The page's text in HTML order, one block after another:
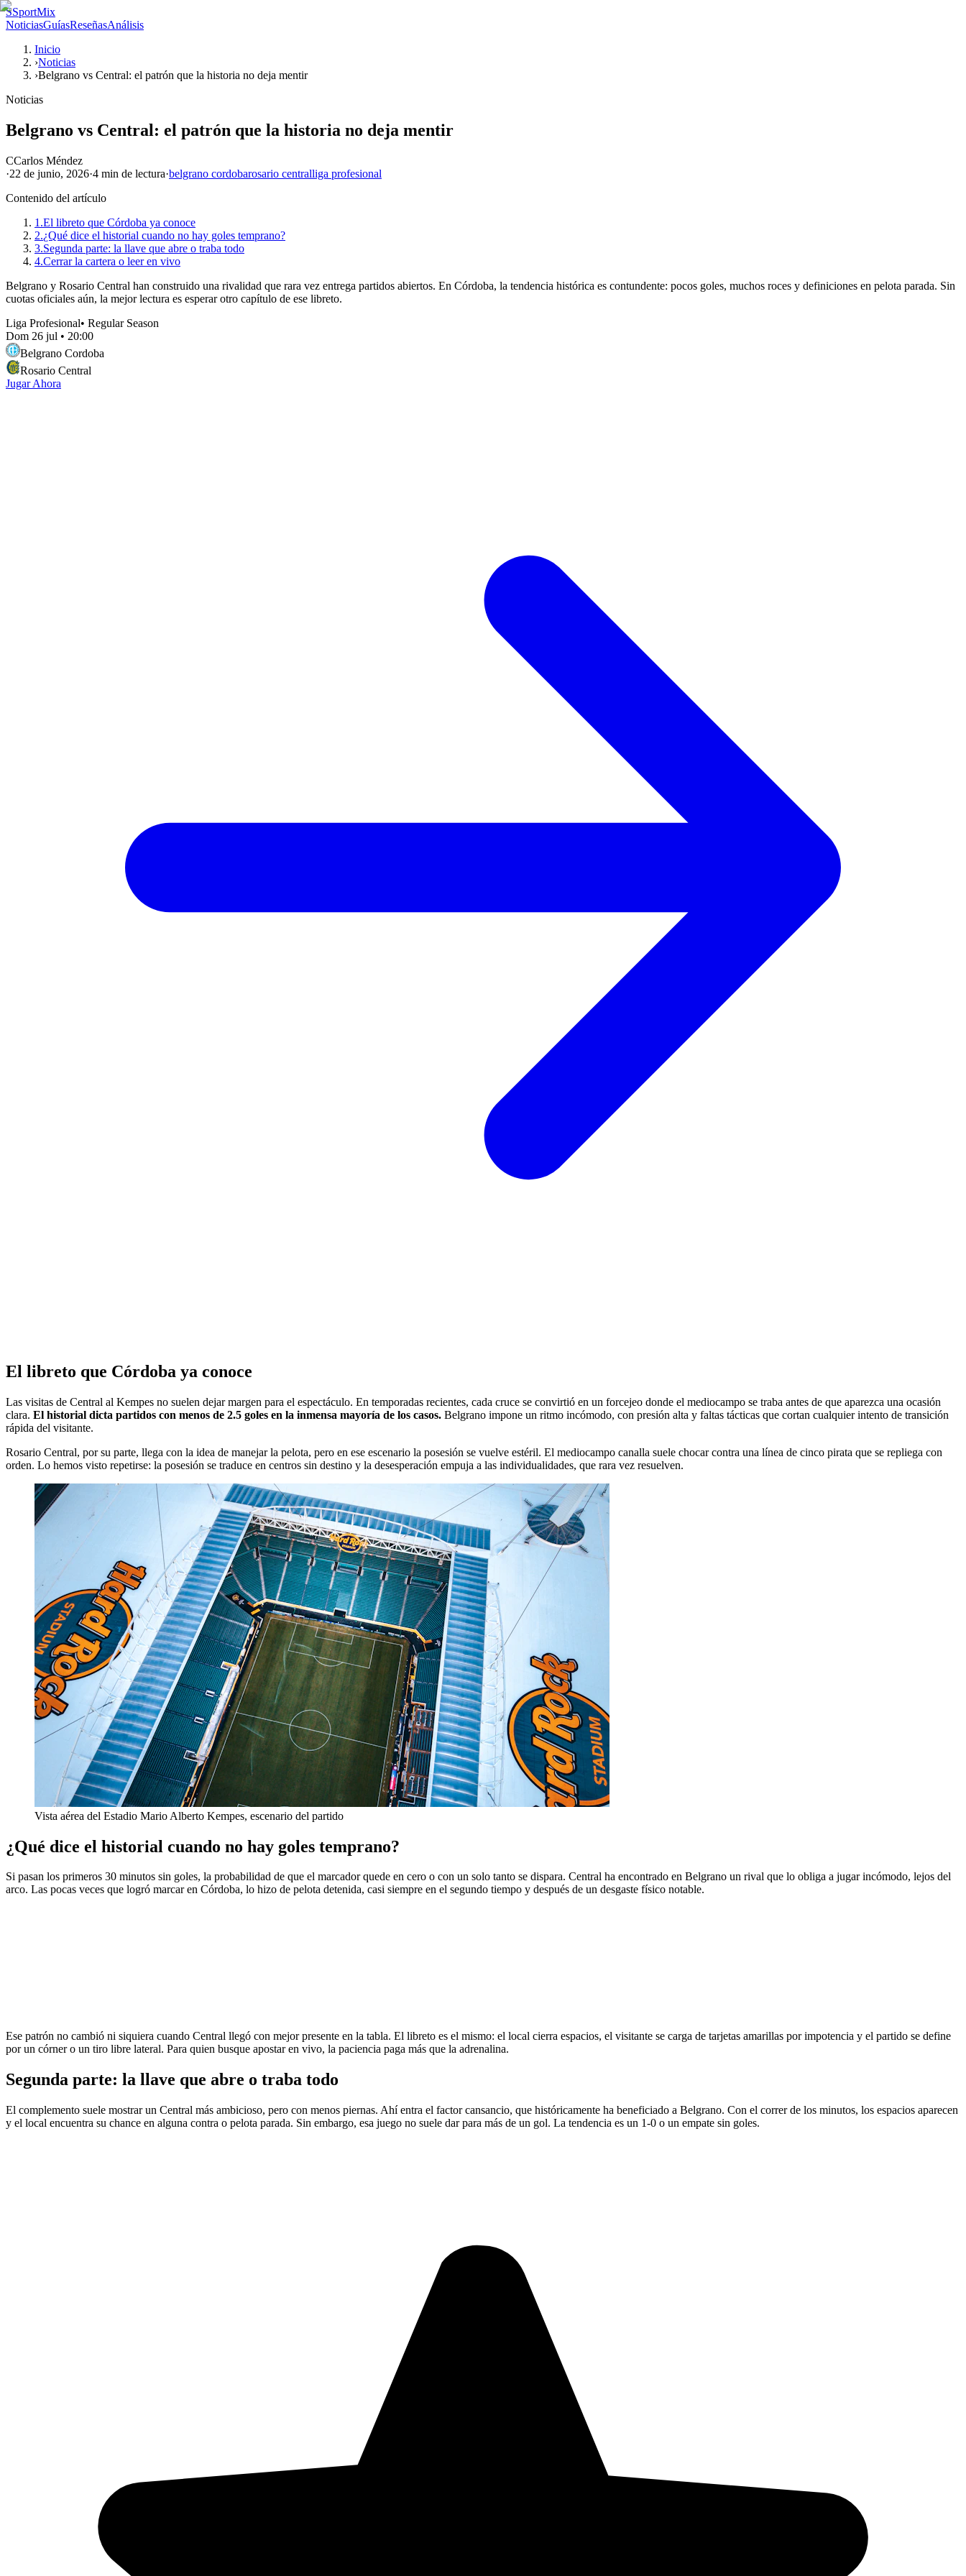
SSportMix
NoticiasGuíasReseñasAnálisis
Inicio
›Noticias
›Belgrano vs Central: el patrón que la historia no deja mentir
Noticias
Belgrano vs Central: el patrón que la historia no deja mentir
CCarlos Méndez
·22 de junio, 2026·4 min de lectura·belgrano cordobarosario centralliga profesional
Contenido del artículo
1.El libreto que Córdoba ya conoce
2.¿Qué dice el historial cuando no hay goles temprano?
3.Segunda parte: la llave que abre o traba todo
4.Cerrar la cartera o leer en vivo
Belgrano y Rosario Central han construido una rivalidad que rara vez entrega partidos abiertos. En Córdoba, la tendencia histórica es contundente: pocos goles, muchos roces y definiciones en pelota parada. Sin
cuotas oficiales aún, la mejor lectura es esperar otro capítulo de ese libreto.
Liga Profesional• Regular Season
Dom 26 jul • 20:00
Belgrano Cordoba
Rosario Central
Jugar Ahora
El libreto que Córdoba ya conoce
Las visitas de Central al Kempes no suelen dejar margen para el espectáculo. En temporadas recientes, cada cruce se convirtió en un forcejeo donde el mediocampo se traba antes de que aparezca una ocasión
clara. El historial dicta partidos con menos de 2.5 goles en la inmensa mayoría de los casos. Belgrano impone un ritmo incómodo, con presión alta y faltas tácticas que cortan cualquier intento de transición
rápida del visitante.
Rosario Central, por su parte, llega con la idea de manejar la pelota, pero en ese escenario la posesión se vuelve estéril. El mediocampo canalla suele chocar contra una línea de cinco pirata que se repliega con
orden. Lo hemos visto repetirse: la posesión se traduce en centros sin destino y la desesperación empuja a las individualidades, que rara vez resuelven.
Vista aérea del Estadio Mario Alberto Kempes, escenario del partido
¿Qué dice el historial cuando no hay goles temprano?
Si pasan los primeros 30 minutos sin goles, la probabilidad de que el marcador quede en cero o con un solo tanto se dispara. Central ha encontrado en Belgrano un rival que lo obliga a jugar incómodo, lejos del
arco. Las pocas veces que logró marcar en Córdoba, lo hizo de pelota detenida, casi siempre en el segundo tiempo y después de un desgaste físico notable.
Ese patrón no cambió ni siquiera cuando Central llegó con mejor presente en la tabla. El libreto es el mismo: el local cierra espacios, el visitante se carga de tarjetas amarillas por impotencia y el partido se define
por un córner o un tiro libre lateral. Para quien busque apostar en vivo, la paciencia paga más que la adrenalina.
Segunda parte: la llave que abre o traba todo
El complemento suele mostrar un Central más ambicioso, pero con menos piernas. Ahí entra el factor cansancio, que históricamente ha beneficiado a Belgrano. Con el correr de los minutos, los espacios aparecen
y el local encuentra su chance en alguna contra o pelota parada. Sin embargo, esa juego no suele dar para más de un gol. La tendencia es un 1-0 o un empate sin goles.